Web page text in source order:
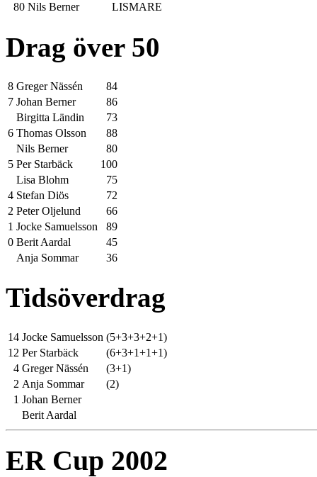
80 Nils Berner LISMARE
Drag över 50
8 Greger Nässén
84
7 Johan Berner
86
Birgitta Ländin
73
6 Thomas Olsson
88
Nils Berner
80
5 Per Starbäck
100
Lisa Blohm
75
4 Stefan Diös
72
2 Peter Oljelund
66
1 Jocke Samuelsson
89
0 Berit Aardal
45
Anja Sommar
36
Tidsöverdrag
14 Jocke Samuelsson (5+3+3+2+1)
12 Per Starbäck
(6+3+1+1+1)
4 Greger Nässén
(3+1)
2 Anja Sommar
(2)
1 Johan Berner
Berit Aardal
ER Cup 2002